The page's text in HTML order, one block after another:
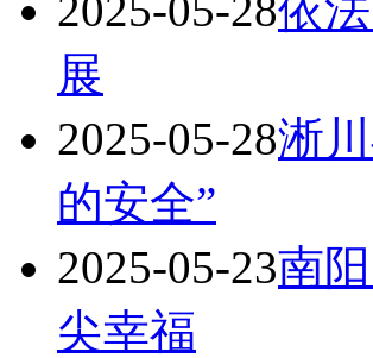
展
2025-05-28淅
的安全”
2025-05-23南
尖幸福